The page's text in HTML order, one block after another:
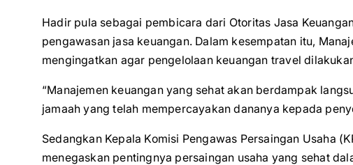
Hadir pula sebagai pembicara dari Otoritas Jasa
pengawasan jasa keuangan. Dalam kesempatan itu,
mengingatkan agar pengelolaan keuangan travel
“Manajemen keuangan yang sehat akan berdampak
jamaah yang telah mempercayakan dananya kepada
Sedangkan Kepala Komisi Pengawas Persaingan Usaha
menegaskan pentingnya persaingan usaha yang sehat